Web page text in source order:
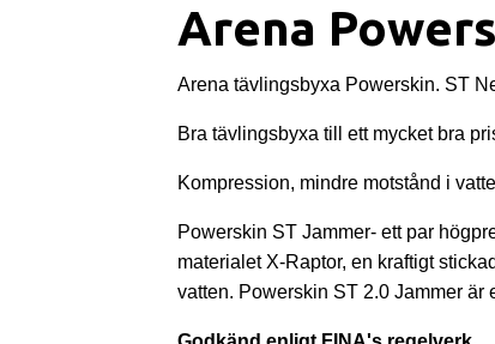
Arena
Arena tävlingsbyxa Powerskin. ST
Bra tävlingsbyxa till ett mycket bra
Kompression, mindre motstånd i
Powerskin ST Jammer- ett par
materialet X-Raptor, en kraftigt
vatten. Powerskin ST 2.0 Jammer är